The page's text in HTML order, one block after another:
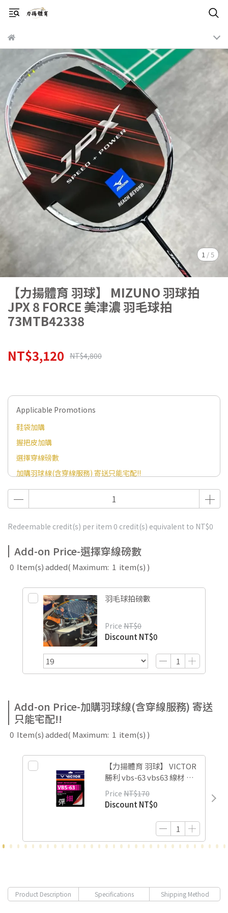
1 /5
【力揚體育 羽球】 MIZUNO 羽球拍
JPX 8 FORCE 美津濃 羽毛球拍
73MTB42338
NT$3,120 NT$4,800
Applicable Promotions
鞋袋加購
握把皮加購
選擇穿線磅數
加購羽球線(含穿線服務) 寄送只能宅配!!
Redeemable credit(s) per item 0 credit(s) equivalent to NT$0
Add-on Price-選擇穿線磅數
0 Item(s) added( Maximum: 1 item(s) )
羽毛球拍磅數
Price NT$0
Discount NT$0
Add-on Price-加購羽球線(含穿線服務) 寄送
只能宅配!!
0 Item(s) added( Maximum: 1 item(s) )
【力揚體育 羽球】 VICTOR
勝利 vbs-63 vbs63 線材 羽
球線 超細線 0.63mm
Price NT$170
Discount NT$0
Product Description Specifications Shipping Method